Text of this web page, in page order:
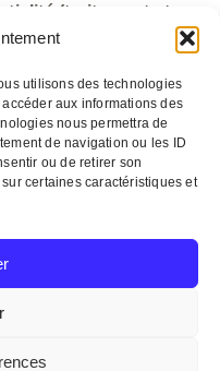
utilisons des technologies
aux informations des
nous permettra de
de navigation ou les ID
ou de retirer son
certaines caractéristiques et
(traitement et
2 chefs